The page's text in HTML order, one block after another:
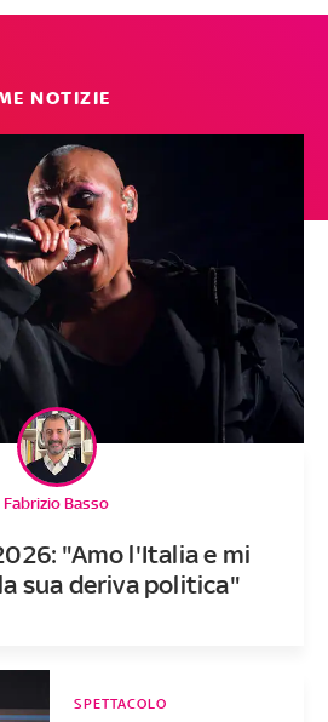
NOTIZIE
"Amo l'Italia e mi
sua deriva politica"
Fabrizio Basso
SPETTACOLO